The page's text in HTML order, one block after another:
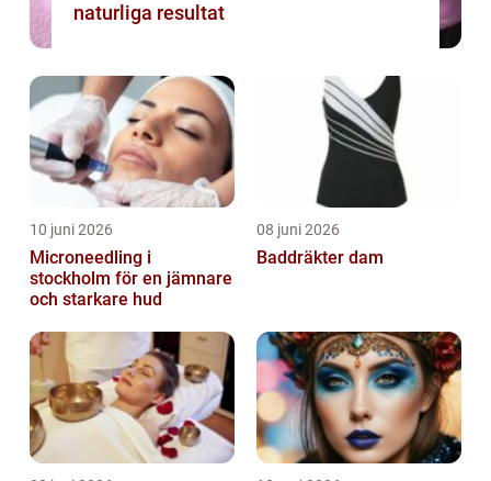
naturliga resultat
10 juni 2026
Microneedling i
stockholm för en jämnare
och starkare hud
08 juni 2026
Baddräkter dam